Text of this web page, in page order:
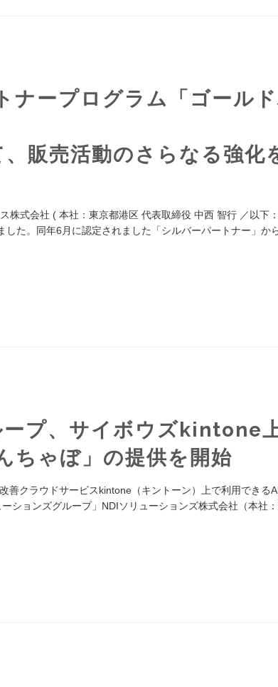
ナープログラム「ゴールド
販売活動のさらなる強化
株式会社 ( 本社：東京都港区 代表取締役 中西 智行 ／以下
た。同年6月に認定されました「シルバーパートナー」か
プ、サイボウズkintone
ちゃぼ」の提供を開始
クラウドサービスkintone（キントーン）上で利用できる
ションズグループ」NDIソリューションズ株式会社（本社